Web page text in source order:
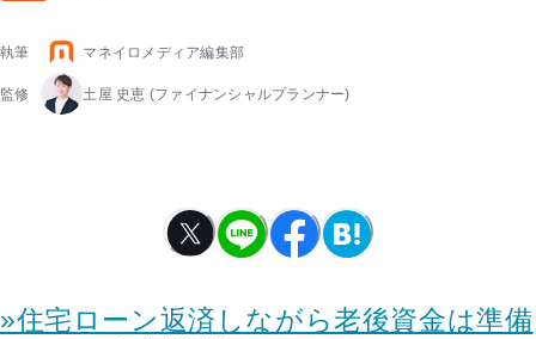
執筆 マネイロメディア編集部
監修 土屋 史恵 (ファイナンシャルプランナー)
»住宅ローン返済しながら老後資金は準備